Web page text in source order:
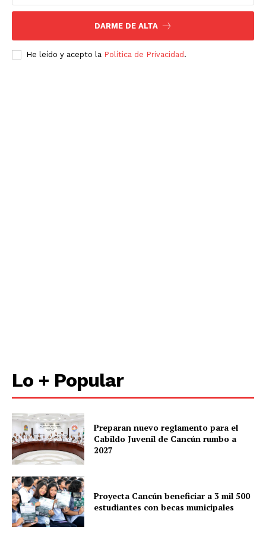
DARME DE ALTA
He leído y acepto la Política de Privacidad .
Lo + Popular
Preparan nuevo reglamento para el
Cabildo Juvenil de Cancún rumbo a
2027
Proyecta Cancún beneficiar a 3 mil 500
estudiantes con becas municipales